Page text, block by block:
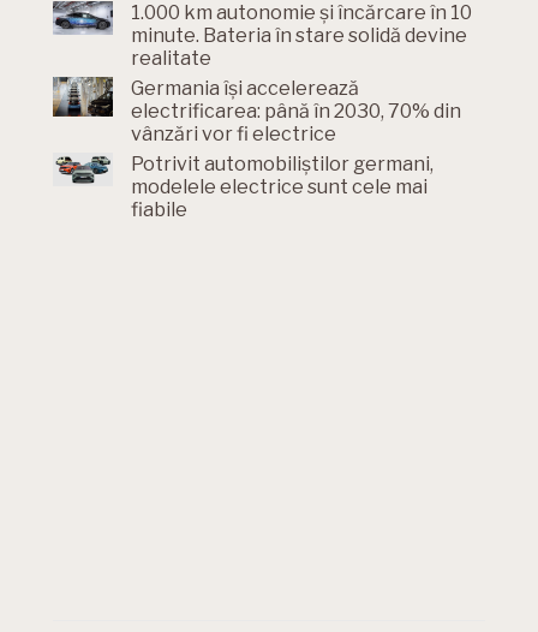
1.000 km autonomie și încărcare în 10
minute. Bateria în stare solidă devine
realitate
Germania își accelerează
electrificarea: până în 2030, 70% din
vânzări vor fi electrice
Potrivit automobiliștilor germani,
modelele electrice sunt cele mai
fiabile